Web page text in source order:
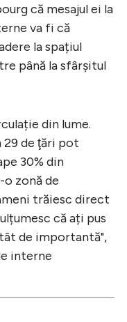
că mesajul ei la
va fi că
la spațiul
până la sfârșitul
din lume.
29 de ţări pot
30% din
zonă de
trăiesc direct
că ați pus
de importantă",
interne